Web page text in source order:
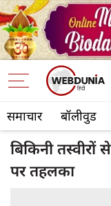
समाचार बॉलीवुड
बिकिनी
पर तहलका